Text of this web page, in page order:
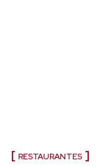
RESTAURANTES